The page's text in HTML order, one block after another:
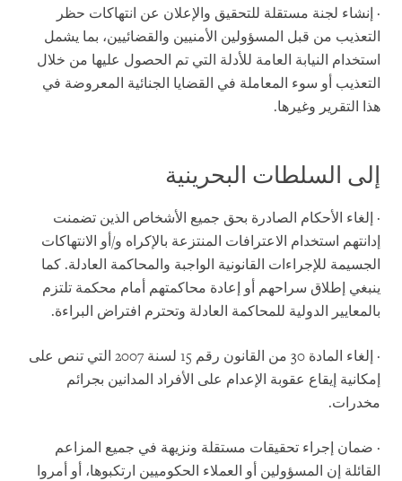
· إنشاء لجنة مستقلة للتحقيق والإعلان عن انتهاكات حظر
التعذيب من قبل المسؤولين الأمنيين والقضائيين، بما يشمل
استخدام النيابة العامة للأدلة التي تم الحصول عليها من خلال
التعذيب أو سوء المعاملة في القضايا الجنائية المعروضة في
هذا التقرير وغيرها.
إلى السلطات البحرينية
· إلغاء الأحكام الصادرة بحق جميع الأشخاص الذين تضمنت
إدانتهم استخدام الاعترافات المنتزعة بالإكراه و/أو الانتهاكات
الجسيمة للإجراءات القانونية الواجبة والمحاكمة العادلة. كما
ينبغي إطلاق سراحهم أو إعادة محاكمتهم أمام محكمة تلتزم
بالمعايير الدولية للمحاكمة العادلة وتحترم افتراض البراءة.
· إلغاء المادة 30 من القانون رقم 15 لسنة 2007 التي تنص على
إمكانية إيقاع عقوبة الإعدام على الأفراد المدانين بجرائم
مخدرات.
· ضمان إجراء تحقيقات مستقلة ونزيهة في جميع المزاعم
القائلة إن المسؤولين أو العملاء الحكوميين ارتكبوها، أو أمروا